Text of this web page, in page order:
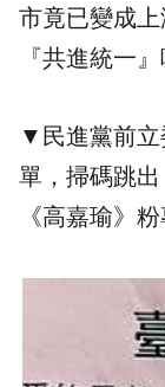
市竟已變成上
『共進統一』
▼民進黨前立
單，掃碼跳
《高嘉瑜》粉